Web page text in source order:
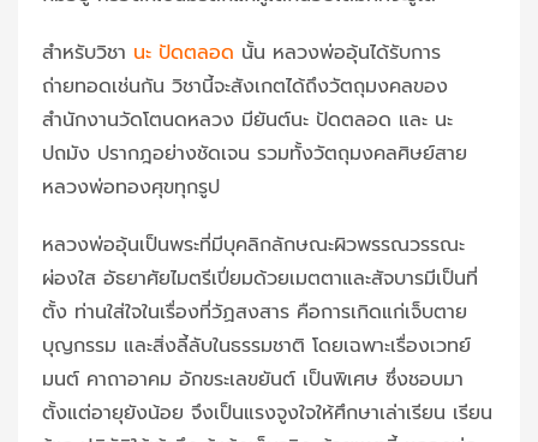
สำหรับวิชา นะ ปัดตลอด นั้น หลวงพ่ออุ้นได้รับการ
ถ่ายทอดเช่นกัน วิชานี้จะสังเกตได้ถึงวัตถุมงคลของ
สำนักงานวัดโตนดหลวง มียันต์นะ ปัดตลอด และ นะ
ปถมัง ปรากฎอย่างชัดเจน รวมทั้งวัตถุมงคลศิษย์สาย
หลวงพ่อทองศุขทุกรูป
หลวงพ่ออุ้นเป็นพระที่มีบุคลิกลักษณะผิวพรรณวรรณะ
ผ่องใส อัธยาศัยไมตรีเปี่ยมด้วยเมตตาและสัจบารมีเป็นที่
ตั้ง ท่านใส่ใจในเรื่องที่วัฏสงสาร คือการเกิดแก่เจ็บตาย
บุญกรรม และสิ่งลี้ลับในธรรมชาติ โดยเฉพาะเรื่องเวทย์
มนต์ คาถาอาคม อักขระเลขยันต์ เป็นพิเศษ ซึ่งชอบมา
ตั้งแต่อายุยังน้อย จึงเป็นแรงจูงใจให้ศึกษาเล่าเรียน เรียน